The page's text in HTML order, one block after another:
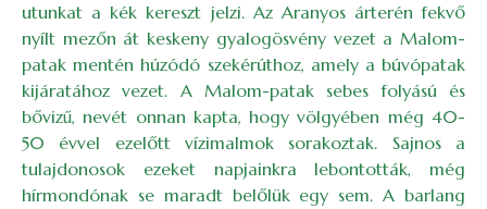
utunkat a kék kereszt jelzi. Az Aranyos árterén fekvő
nyílt mezőn át keskeny gyalogösvény vezet a Malom-
patak mentén húzódó szekérúthoz, amely a búvópatak
kijáratához vezet. A Malom-patak sebes folyású és
bővizű, nevét onnan kapta, hogy völgyében még 40-
50 évvel ezelőtt vízimalmok sorakoztak. Sajnos a
tulajdonosok ezeket napjainkra lebontották, még
hírmondónak se maradt belőlük egy sem. A barlang